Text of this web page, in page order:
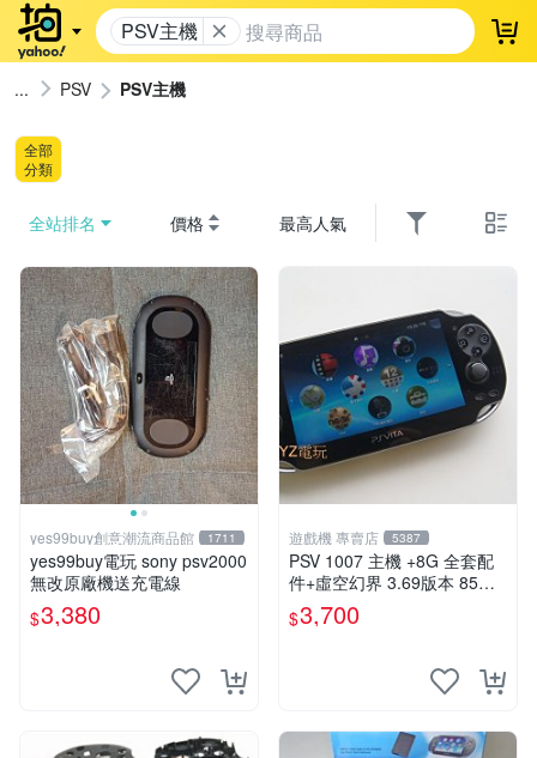
PSV主機 登
PSV PSV主機
全部
分類
全站排名 價格 最高人氣
yes99buy創意潮流商品館 1711
yes99buy電玩 sony psv2000
無改原廠機送充電線
$3,380
遊戲機 專賣店 5387
PSV 1007 主機 +8G 全套配
件+虛空幻界 3.69版本 85成
新 PS Vita1007 一年保修
$3,700